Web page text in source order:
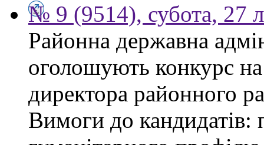
№ 9 (9514), субота, 27
Районна державна
оголошують конкурс
директора районного
Вимоги до кандидатів: